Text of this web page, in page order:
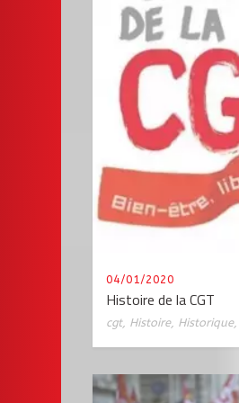
04/01/2020
Histoire de la CGT
cgt, Histoire, Historique